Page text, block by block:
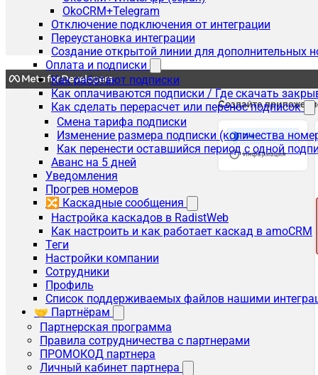
OkoCRM+Telegram
Отключение подключения от интеграции
Переустановка интеграции
Создание открытой линии для дополнительных
Оплата и подписки
Как работают подписки
Как оплачиваются подписки / Где скачать
Как сделать перерасчет или перенос подписок
Смена тарифа подписки
Изменение размера подписки (количества
Как перенести оставшийся период с одной
Аванс на 5 дней
Уведомления
Прогрев номеров
🔀 Каскадные сообщения
Настройка каскадов в RadistWeb
Как настроить и как работает каскад в amoCRM
Теги
Настройки компании
Сотрудники
Профиль
Список поддерживаемых файлов нашими
🤝 Партнёрам
Партнерская программа
Правила сотрудничества с партнерами
ПРОМОКОД партнера
Личный кабинет партнера